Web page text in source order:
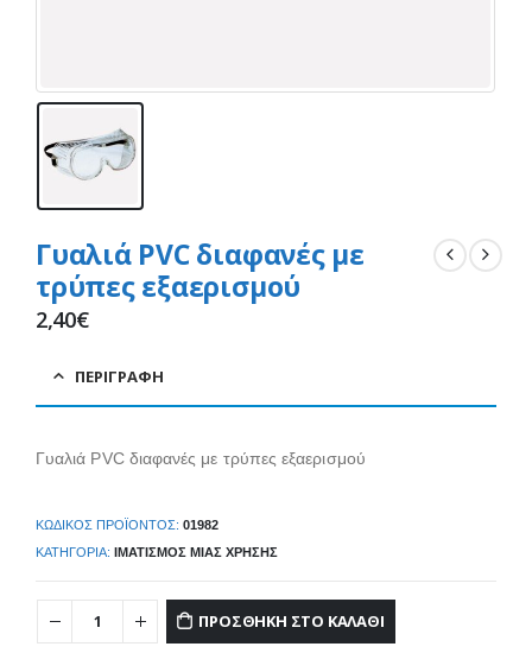
Γυαλιά PVC διαφανές με
τρύπες εξαερισμού
2,40€
ΠΕΡΙΓΡΑΦΉ
Γυαλιά PVC διαφανές με τρύπες εξαερισμού
ΚΩΔΙΚΌΣ ΠΡΟΪΌΝΤΟΣ: 01982
ΚΑΤΗΓΟΡΊΑ:
ΙΜΑΤΙΣΜΌΣ ΜΙΆΣ ΧΡΉΣΗΣ
ΠΡΟΣΘΉΚΗ ΣΤΟ ΚΑΛΆΘΙ